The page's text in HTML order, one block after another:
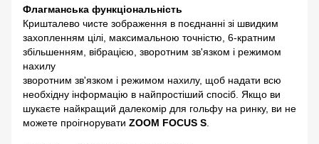
Флагманська функціональність
Кришталево чисте зображення в поєднанні зі швидким
захопленням цілі, максимальною точністю, 6-кратним
збільшенням, вібрацією, зворотним зв'язком і режимом
нахилу
зворотним зв'язком і режимом нахилу, щоб надати всю
необхідну інформацію в найпростіший спосіб. Якщо ви
шукаєте найкращий далекомір для гольфу на ринку, ви не
можете проігнорувати ZOOM FOCUS S